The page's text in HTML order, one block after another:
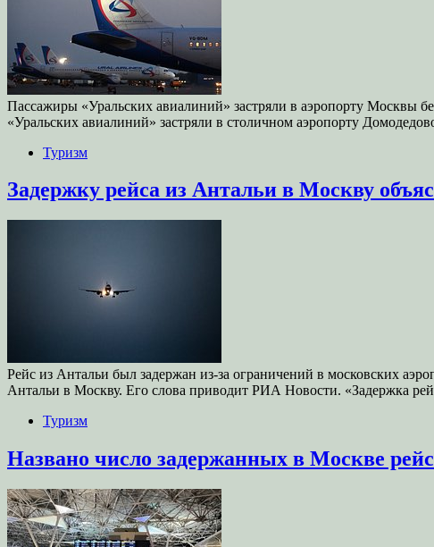
Пассажиры «Уральских авиалиний» застряли в аэропорту Москвы
«Уральских авиалиний» застряли в столичном аэропорту
Туризм
Задержку рейса из Антальи в Москву
Рейс из Антальи был задержан из-за ограничений в московских
Антальи в Москву. Его слова приводит РИА Новости. «Задержка
Туризм
Названо число задержанных в Москве